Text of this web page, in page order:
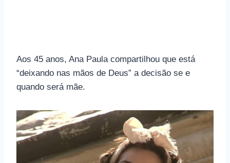
Aos 45 anos, Ana Paula compartilhou que está
“deixando nas mãos de Deus” a decisão se e
quando será mãe.